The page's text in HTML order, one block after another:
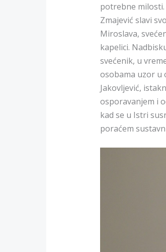
potrebne milosti.
Zmajević slavi
Miroslava,
kapelici.
svećenik, u
osobama uzor u
Jakovljević,
osporavanjem i
kad se u Istri
poraćem